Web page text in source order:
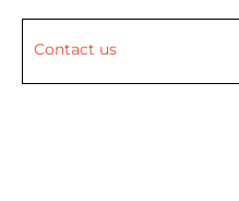
Contact us